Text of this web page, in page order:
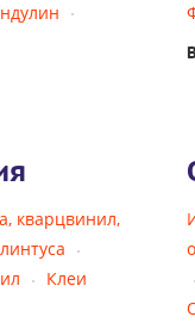
кварцвинил,
Клеи